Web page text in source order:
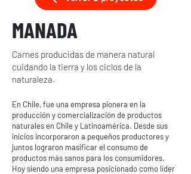
MANADA
Carnes producidas de manera natural
cuidando la tierra y los ciclos de la
naturaleza.
En Chile, fue una empresa pionera en la
producción y comercialización de productos
naturales en Chile y Latinoamérica. Desde sus
inicios incorporaron a pequeños productores y
juntos lograron masificar el consumo de
productos más sanos para los consumidores.
Hoy siendo una empresa posicionado como líder